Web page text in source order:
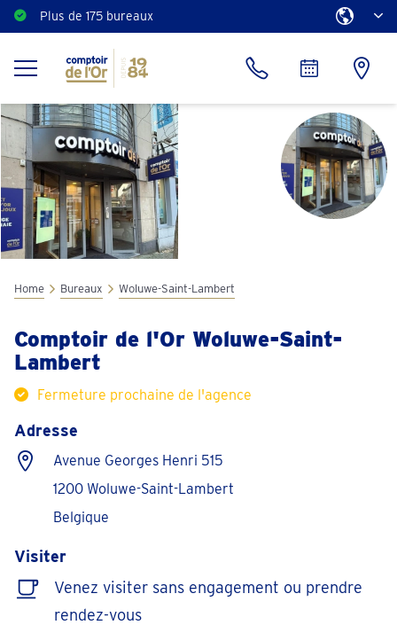
Plus de 175 bureaux
Estimation gratuite
Home Bureaux Woluwe-Saint-Lambert
Comptoir de l'Or Woluwe-Saint-
Lambert
Fermeture prochaine de l'agence
Adresse
Avenue Georges Henri 515
1200 Woluwe-Saint-Lambert
Belgique
Visiter
Venez visiter sans engagement ou prendre
rendez-vous